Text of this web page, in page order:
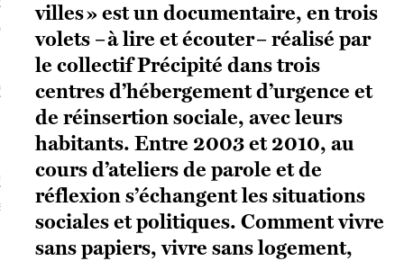
LGBTQI
AU SOLEIL
luttes sociales
VAGUES
villes » est un documentaire, en trois
volets – à lire et écouter – réalisé par
le collectif Précipité dans trois
centres d’hébergement d’urgence et
de réinsertion sociale, avec leurs
habitants. Entre 2003 et 2010, au
cours d’ateliers de parole et de
réflexion s’échangent les situations
sociales et politiques. Comment vivre
sans papiers, vivre sans logement,